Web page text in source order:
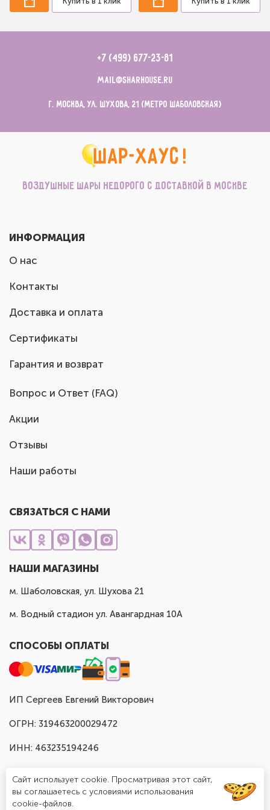
+7 (499) 677-23-81
mail@sharhouse.ru
г. Москва, ул. Шухова, 21 (метро Шаболовская)
Воздушные шары недорого с доставкой в Москве
ИНФОРМАЦИЯ
О нас
Контакты
Доставка и оплата
Сертификаты
Гарантия и возврат
Вопрос и Ответ (FAQ)
Акции
Отзывы
Наши работы
СВЯЗАТЬСЯ С НАМИ
НАШИ МАГАЗИНЫ
м. Шаболовская, ул. Шухова 21
м. Водный стадион ул. Авангардная 10А
СПОСОБЫ ОПЛАТЫ
ИП Сергеев Евгений Викторович
ОГРН: 319463200029472
ИНН: 463235194246
Сайт использует cookie. Просматривая этот сайт,
вы соглашаетесь с условиями использования
cookie-файлов.